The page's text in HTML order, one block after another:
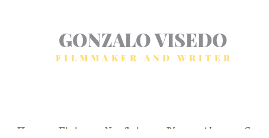
GONZALO VISEDO
FILMMAKER AND WRITER
Home Fiction Non fiction Blog About Contact